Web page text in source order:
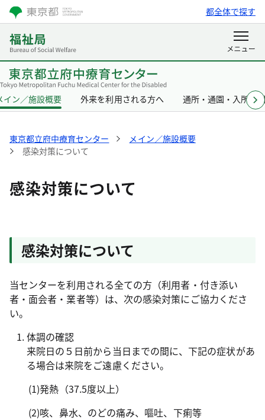
都全体で探す
イン／施設概要 外来を利用される方へ 通所・通園・入所を
東京都立府中療育センター
メイン／施設概要
感染対策について
感染対策について
感染対策について
当センターを利用される全ての方（利用者・付き添い
者・面会者・業者等）は、次の感染対策にご協力くださ
い。
体調の確認
来院日の５日前から当日までの間に、下記の症状があ
る場合は来院をご遠慮ください。
(1)発熱（37.5度以上）
(2)咳、鼻水、のどの痛み、嘔吐、下痢等